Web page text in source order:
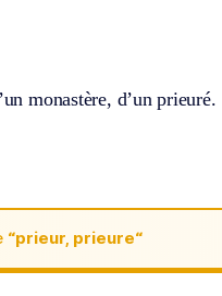
monastère, d’un prieuré.
“prieur, prieure“